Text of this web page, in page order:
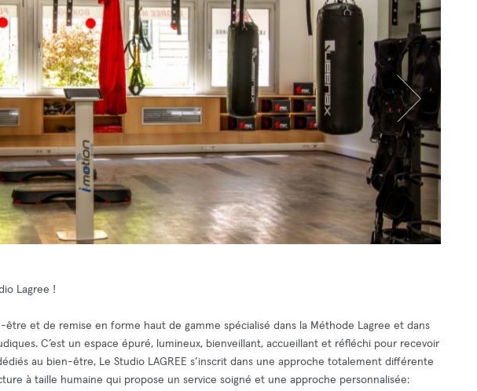
Lagree !
être et de remise en forme haut de gamme spécialisé dans la Méthode Lagree et dans
C’est un espace épuré, lumineux, bienveillant, accueillant et réfléchi pour recevoir
au bien-être, Le Studio LAGREE s’inscrit dans une approche totalement différente
à taille humaine qui propose un service soigné et une approche personnalisée: